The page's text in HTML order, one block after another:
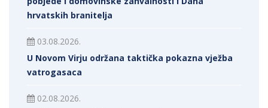
hrvatskih branitelja
03.08.2026.
U Novom Virju održana taktička pokazna vježba
vatrogasaca
02.08.2026.